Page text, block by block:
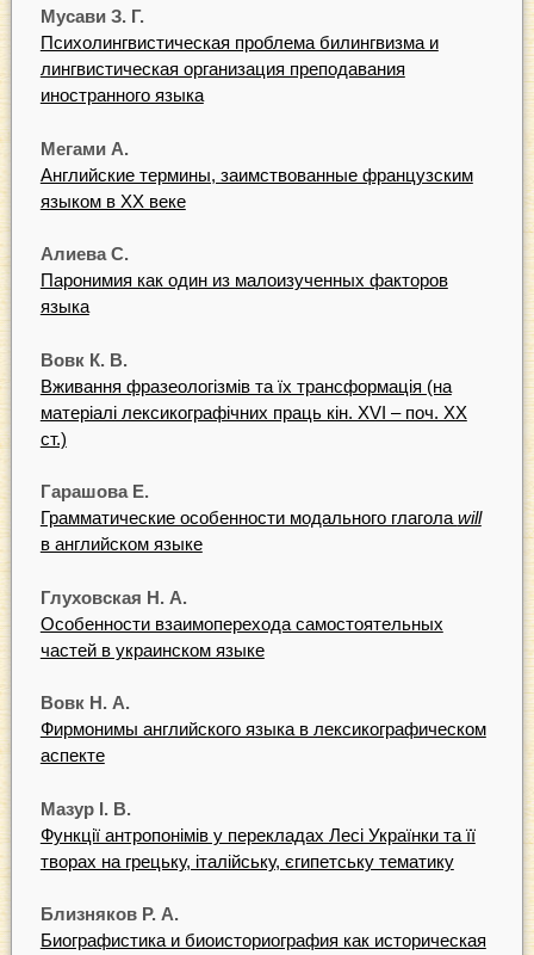
Мусави З. Г.
Психолингвистическая проблема билингвизма и
лингвистическая организация преподавания
иностранного языка
Мегами А.
Английские термины, заимствованные французским
языком в ХХ веке
Алиева С.
Паронимия как один из малоизученных факторов
языка
Вовк К. В.
Вживання фразеологізмів та їх трансформація (на
матеріалі лексикографічних праць кін. ХVІ – поч. ХХ
ст.)
Гарашова Е.
Грамматические особенности модального глагола will
в английском языке
Глуховская Н. А.
Особенности взаимоперехода самостоятельных
частей в украинском языке
Вовк Н. А.
Фирмонимы английского языка в лексикографическом
аспекте
Мазур І. В.
Функції антропонімів у перекладах Лесі Українки та її
творах на грецьку, італійську, єгипетську тематику
Близняков Р. А.
Биографистика и биоисториография как историческая